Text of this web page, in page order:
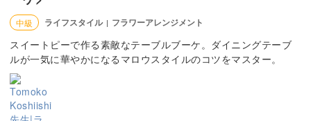
中級 ライフスタイル | フラワーアレンジメント
スイートピーで作る素敵なテーブルブーケ。ダイニングテーブ
ルが一気に華やかになるマロウスタイルのコツをマスター。